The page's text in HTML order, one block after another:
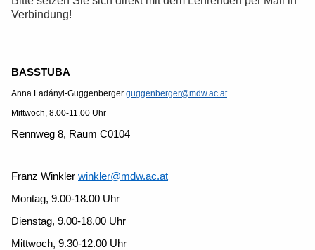
Verbindung!
BASSTUBA
Anna Ladányi-Guggenberger guggenberger@mdw.ac.at
Mittwoch, 8.00-11.00 Uhr
Rennweg 8, Raum C0104
Franz Winkler winkler@mdw.ac.at
Montag, 9.00-18.00 Uhr
Dienstag, 9.00-18.00 Uhr
Mittwoch, 9.30-12.00 Uhr